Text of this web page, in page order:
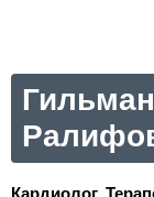
Кардиолог,